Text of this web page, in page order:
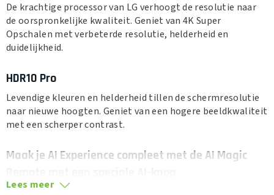
De krachtige processor van LG verhoogt de resolutie naar
de oorspronkelijke kwaliteit. Geniet van 4K Super
Opschalen met verbeterde resolutie, helderheid en
duidelijkheid.
HDR10 Pro
Levendige kleuren en helderheid tillen de schermresolutie
naar nieuwe hoogten. Geniet van een hogere beeldkwaliteit
met een scherper contrast.
Maak je AI Experience compleet met de AI Magic
Bedien je tv eenvoudig met de AI Magic Remote. Geen extra
Lees meer